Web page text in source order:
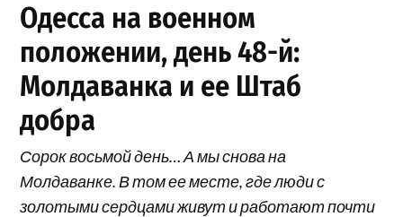
Одесса на военном
положении, день 48-й:
Молдаванка и ее Штаб
добра
Сорок восьмой день… А мы снова на
Молдаванке. В том ее месте, где люди с
золотыми сердцами живут и работают почти